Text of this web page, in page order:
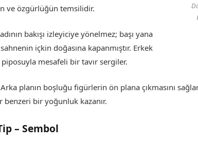
ve özgürlüğün temsilidir.
bakışı izleyiciye yönelmez; başı yana
içkin doğasına kapanmıştır. Erkek
mesafeli bir tavır sergiler.
Arka planın boşluğu figürlerin ön plana çıkmasını
benzeri bir yoğunluk kazanır.
– Sembol